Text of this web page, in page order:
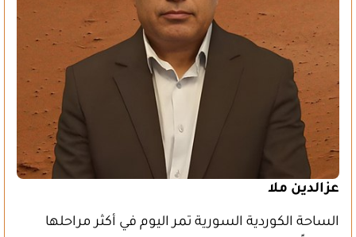
عزالدين ملا
الساحة الكوردية السورية تمر اليوم في أكثر مراحلها